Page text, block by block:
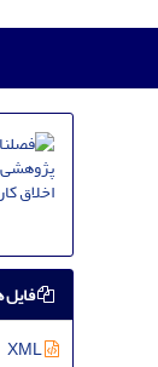
فایل
XML